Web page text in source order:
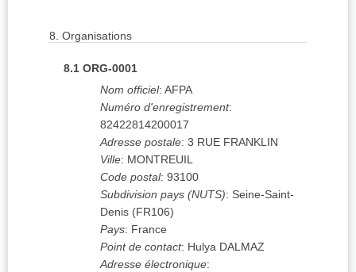
8. Organisations
8.1 ORG-0001
Nom officiel: AFPA
Numéro d'enregistrement:
82422814200017
Adresse postale: 3 RUE FRANKLIN
Ville: MONTREUIL
Code postal: 93100
Subdivision pays (NUTS): Seine-Saint-
Denis (FR106)
Pays: France
Point de contact: Hulya DALMAZ
Adresse électronique: